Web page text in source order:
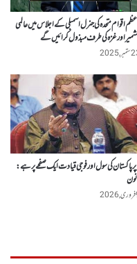
اقوام متحدہ کی جنرل اسمبلی کے اجلاس میں عالمی
اور غزہ کی طرف مبذول کرائیں گے
2025
پاکستان کی سول اور فوجی قیادت ایک صفحے پرہے: